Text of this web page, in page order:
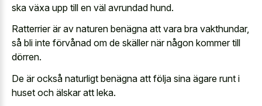
ska växa upp till en väl avrundad hund.
Ratterrier är av naturen benägna att vara bra vakthundar,
så bli inte förvånad om de skäller när någon kommer till
dörren.
De är också naturligt benägna att följa sina ägare runt i
huset och älskar att leka.